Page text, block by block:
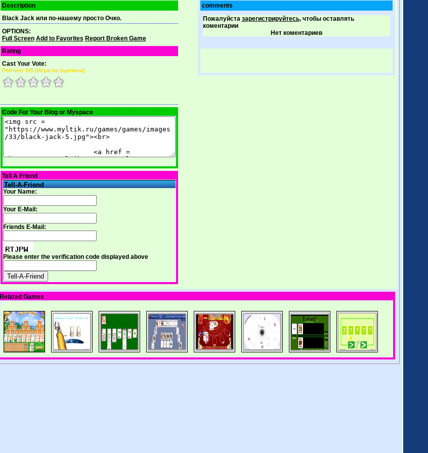
Description
Black Jack или по-нашему просто Очко.
OPTIONS:
Full Screen Add to Favorites Report Broken Game
Rating
Cast Your Vote:
Рейтинг 0/5 (Игра не оценена)
Code For Your Blog or Myspace
Tell A Friend
Tell-A-Friend
Your Name:
Your E-Mail:
Friends E-Mail:
Please enter the verification code displayed above
comments
Пожалуйста зарегистрируйтесь,чтобы оставлять
коментарии
Нет коментариев
Related Games